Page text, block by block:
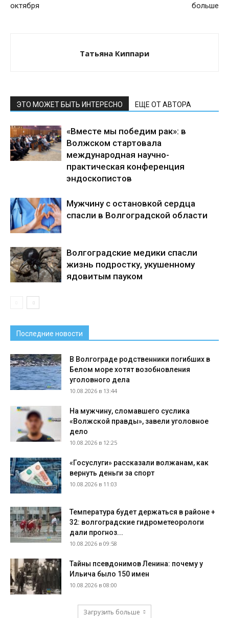
октября
больше
Татьяна Киппари
ЭТО МОЖЕТ БЫТЬ ИНТЕРЕСНО ЕЩЕ ОТ АВТОРА
«Вместе мы победим рак»: в
Волжском стартовала
международная научно-
практическая конференция
эндоскопистов
Мужчину с остановкой сердца
спасли в Волгоградской области
Волгоградские медики спасли
жизнь подростку, укушенному
ядовитым пауком
Последние новости
В Волгограде родственники погибших в
Белом море хотят возобновления
уголовного дела
10.08.2026 в 13:44
На мужчину, сломавшего суслика
«Волжской правды», завели уголовное
дело
10.08.2026 в 12:25
«Госуслуги» рассказали волжанам, как
вернуть деньги за спорт
10.08.2026 в 11:03
Температура будет держаться в районе +
32: волгоградские гидрометеорологи
дали прогноз...
10.08.2026 в 09:58
Тайны псевдонимов Ленина: почему у
Ильича было 150 имен
10.08.2026 в 08:00
Загрузить больше